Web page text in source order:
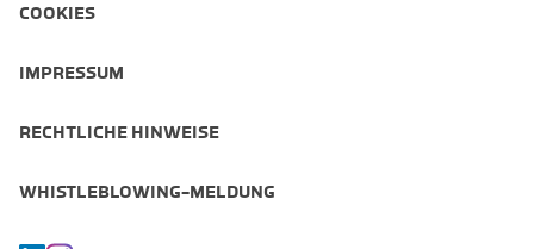
COOKIES
IMPRESSUM
RECHTLICHE HINWEISE
WHISTLEBLOWING-MELDUNG